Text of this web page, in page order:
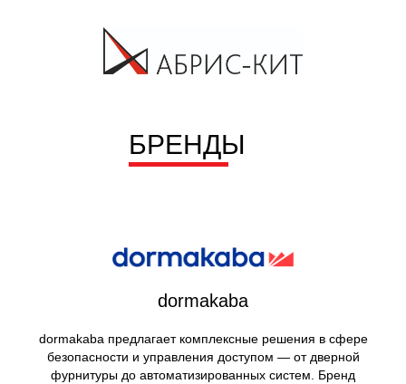
БРЕНДЫ
dormakaba
dormakaba предлагает комплексные решения в сфере
безопасности и управления доступом — от дверной
фурнитуры до автоматизированных систем. Бренд